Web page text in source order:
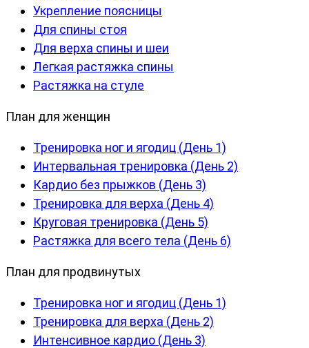
Укрепление поясницы
Для спины стоя
Для верха спины и шеи
Легкая растяжка спины
Растяжка на стуле
План для женщин
Тренировка ног и ягодиц (День 1)
Интервальная тренировка (День 2)
Кардио без прыжков (День 3)
Тренировка для верха (День 4)
Круговая тренировка (День 5)
Растяжка для всего тела (День 6)
План для продвинутых
Тренировка ног и ягодиц (День 1)
Тренировка для верха (День 2)
Интенсивное кардио (День 3)